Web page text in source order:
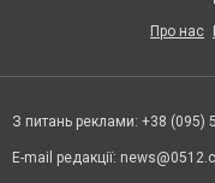
Про нас
З питань реклами: +38 (095)
E-mail редакції: